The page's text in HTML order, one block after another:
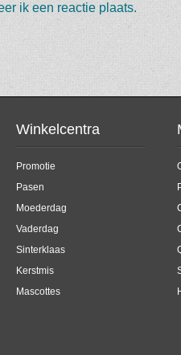
ik een reactie plaats.
Winkelcentra
Promotie
Pasen
Moederdag
Vaderdag
Sinterklaas
Kerstmis
Mascottes